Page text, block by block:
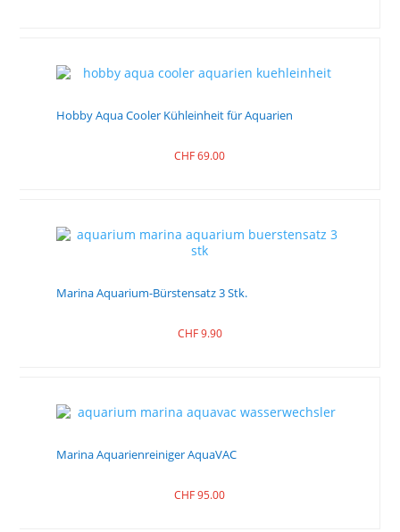
Hobby Aqua Cooler Kühleinheit für Aquarien
CHF69.00
Marina Aquarium-Bürstensatz 3 Stk.
CHF9.90
Marina Aquarienreiniger AquaVAC
CHF95.00